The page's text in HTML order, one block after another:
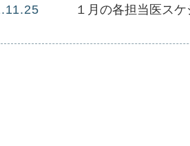
１月の各担当医ス